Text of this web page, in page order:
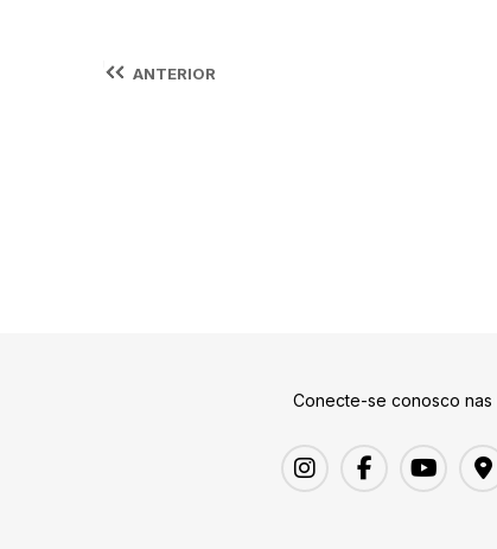
ANTERIOR
Conecte-se conosco nas